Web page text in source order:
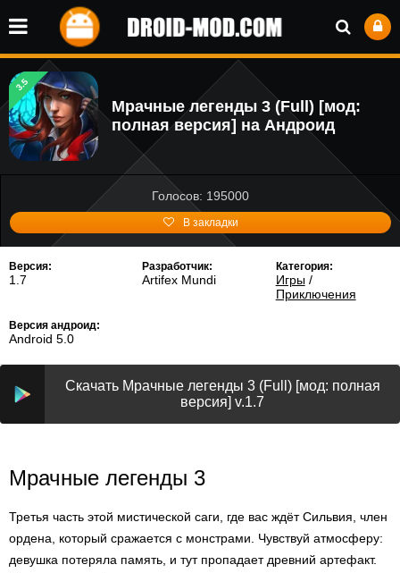
3.5
Мрачные легенды 3 (Full) [мод:
полная версия] на Андроид
Голосов: 195000
В закладки
Версия:
1.7
Разработчик:
Artifex Mundi
Категория:
Игры/
Приключения
Версия андроид:
Android 5.0
Скачать Мрачные легенды 3 (Full) [мод: полная
версия] v.1.7
Мрачные легенды 3
Третья часть этой мистической саги, где вас ждёт Сильвия, член
ордена, который сражается с монстрами. Чувствуй атмосферу:
девушка потеряла память, и тут пропадает древний артефакт.